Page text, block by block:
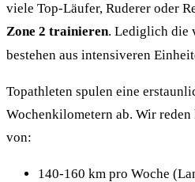
viele Top-Läufer, Ruderer oder
Zone 2 trainieren. Lediglich die
bestehen aus intensiveren
Topathleten spulen eine
Wochenkilometern ab. Wir reden
von:
140-160 km pro Woche